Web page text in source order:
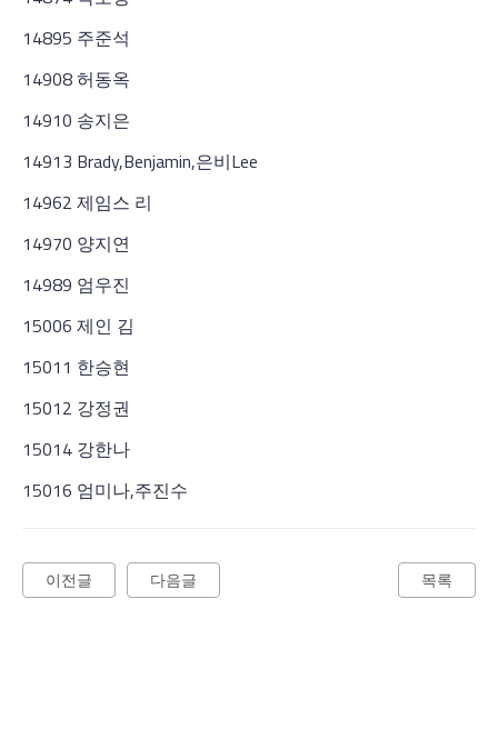
14895 주준석
14908 허동옥
14910 송지은
14913 Brady,Benjamin,은비Lee
14962 제임스 리
14970 양지연
14989 엄우진
15006 제인 김
15011 한승현
15012 강정권
15014 강한나
15016 엄미나,주진수
다음글
이전글 목록